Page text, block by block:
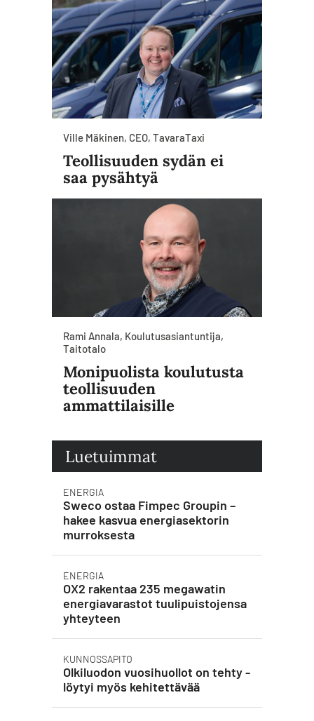
Ville Mäkinen, CEO, TavaraTaxi
Teollisuuden sydän ei
saa pysähtyä
Rami Annala, Koulutusasiantuntija,
Taitotalo
Monipuolista koulutusta
teollisuuden
ammattilaisille
Luetuimmat
ENERGIA
Sweco ostaa Fimpec Groupin –
hakee kasvua energiasektorin
murroksesta
ENERGIA
OX2 rakentaa 235 megawatin
energiavarastot tuulipuistojensa
yhteyteen
KUNNOSSAPITO
Olkiluodon vuosihuollot on tehty -
löytyi myös kehitettävää